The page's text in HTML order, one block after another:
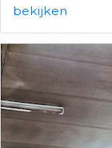
bekijken